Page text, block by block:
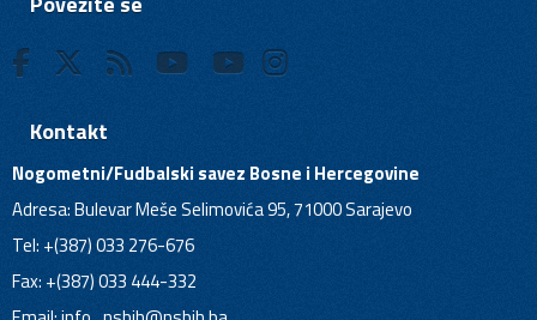
Kontakt
Nogometni/Fudbalski savez Bosne i Hercegovine
Adresa: Bulevar Meše Selimovića 95, 71000 Sarajevo
Tel: +(387) 033 276-676
Fax: +(387) 033 444-332